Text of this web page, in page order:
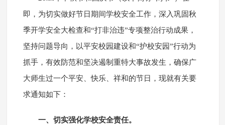
即，为切实做好节日期间学校安全工作，深入巩固秋
季开学安全大检查和“打非治违”专项整治行动成果，
坚持问题导向，以平安校园建设和“护校安园”行动为
抓手，有效防范和坚决遏制重特大事故发生，确保广
大师生过一个平安、快乐、祥和的节日，现就有关要
求通知如下：
一、切实强化学校安全责任。